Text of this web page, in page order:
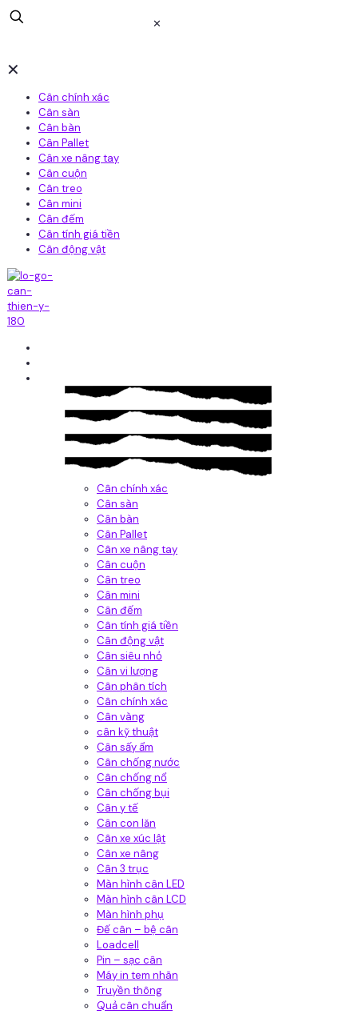
✕
✕
Cân chính xác
Cân sàn
Cân bàn
Cân Pallet
Cân xe nâng tay
Cân cuộn
Cân treo
Cân mini
Cân đếm
Cân tính giá tiền
Cân động vật
Cân chính xác
Cân sàn
Cân bàn
Cân Pallet
Cân xe nâng tay
Cân cuộn
Cân treo
Cân mini
Cân đếm
Cân tính giá tiền
Cân động vật
Cân siêu nhỏ
Cân vi lượng
Cân phân tích
Cân chính xác
Cân vàng
cân kỹ thuật
Cân sấy ẩm
Cân chống nước
Cân chống nổ
Cân chống bụi
Cân y tế
Cân con lăn
Cân xe xúc lật
Cân xe nâng
Cân 3 trục
Màn hình cân LED
Màn hình cân LCD
Màn hình phụ
Đế cân – bệ cân
Loadcell
Pin – sạc cân
Máy in tem nhãn
Truyền thông
Quả cân chuẩn